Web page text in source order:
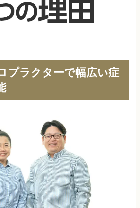
プラクターで幅広い症